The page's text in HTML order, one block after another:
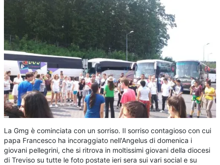
La Gmg è cominciata con un sorriso. Il sorriso contagioso con cui
papa Francesco ha incoraggiato nell'Angelus di domenica i
giovani pellegrini, che si ritrova in moltissimi giovani della diocesi
di Treviso su tutte le foto postate ieri sera sui vari social e su